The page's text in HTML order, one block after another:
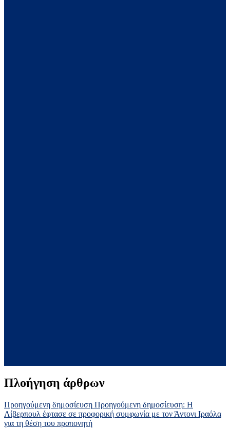
Πλοήγηση άρθρων
Προηγούμενη δημοσίευση Προηγούμενη δημοσίευση: Η
Λίβερπουλ έφτασε σε προφορική συμφωνία με τον Άντονι Ιραόλα
για τη θέση του προπονητή